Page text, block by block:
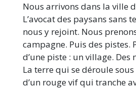
Nous arrivons dans la ville
L’avocat des paysans sans
nous y rejoint. Nous
campagne. Puis des pistes.
d’une piste : un village. Des
La terre qui se déroule
d’un rouge vif qui tranche